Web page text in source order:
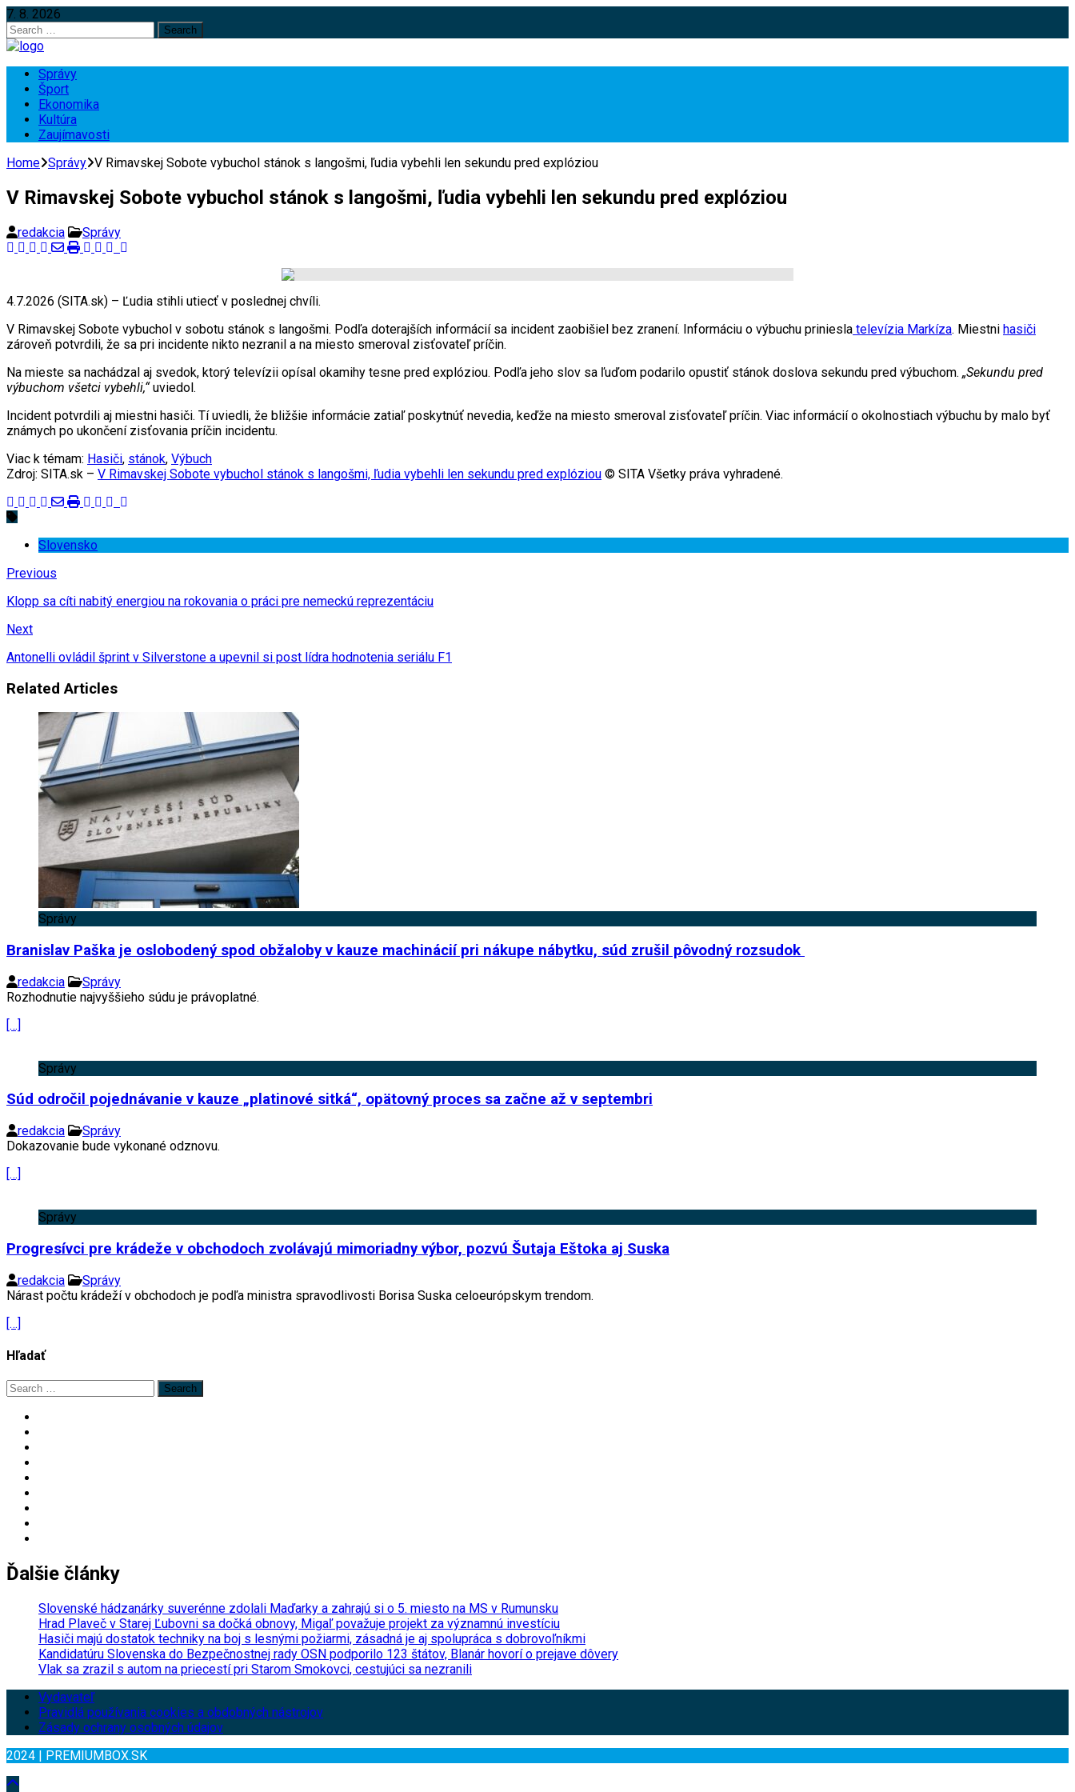
7. 8. 2026
Search
for:
Správy
Šport
Ekonomika
Kultúra
Zaujímavosti
Home Správy V Rimavskej Sobote vybuchol stánok s langošmi, ľudia vybehli len sekundu pred explóziou
V Rimavskej Sobote vybuchol stánok s langošmi, ľudia vybehli len sekundu pred explóziou
redakcia Správy
4.7.2026 (SITA.sk) – Ľudia stihli utiecť v poslednej chvíli.
V Rimavskej Sobote vybuchol v sobotu stánok s langošmi. Podľa doterajších informácií sa incident zaobišiel bez zranení. Informáciu o výbuchu priniesla televízia Markíza. Miestni hasiči
zároveň potvrdili, že sa pri incidente nikto nezranil a na miesto smeroval zisťovateľ príčin.
Na mieste sa nachádzal aj svedok, ktorý televízii opísal okamihy tesne pred explóziou. Podľa jeho slov sa ľuďom podarilo opustiť stánok doslova sekundu pred výbuchom. „Sekundu pred
výbuchom všetci vybehli,“uviedol.
Incident potvrdili aj miestni hasiči. Tí uviedli, že bližšie informácie zatiaľ poskytnúť nevedia, keďže na miesto smeroval zisťovateľ príčin. Viac informácií o okolnostiach výbuchu by malo byť
známych po ukončení zisťovania príčin incidentu.
Viac k témam: Hasiči, stánok, Výbuch
Zdroj: SITA.sk – V Rimavskej Sobote vybuchol stánok s langošmi, ľudia vybehli len sekundu pred explóziou © SITA Všetky práva vyhradené.
Slovensko
Previous
Klopp sa cíti nabitý energiou na rokovania o práci pre nemeckú reprezentáciu
Next
Antonelli ovládil šprint v Silverstone a upevnil si post lídra hodnotenia seriálu F1
Related Articles
Správy
Branislav Paška je oslobodený spod obžaloby v kauze machinácií pri nákupe nábytku, súd zrušil pôvodný rozsudok
redakcia
Správy
Rozhodnutie najvyššieho súdu je právoplatné.
[…]
Správy
Súd odročil pojednávanie v kauze „platinové sitká“, opätovný proces sa začne až v septembri
redakcia
Správy
Dokazovanie bude vykonané odznovu.
[…]
Správy
Progresívci pre krádeže v obchodoch zvolávajú mimoriadny výbor, pozvú Šutaja Eštoka aj Suska
redakcia
Správy
Nárast počtu krádeží v obchodoch je podľa ministra spravodlivosti Borisa Suska celoeurópskym trendom.
[…]
Hľadať
Search
for:
Ďalšie články
Slovenské hádzanárky suverénne zdolali Maďarky a zahrajú si o 5. miesto na MS v Rumunsku
Hrad Plaveč v Starej Ľubovni sa dočká obnovy, Migaľ považuje projekt za významnú investíciu
Hasiči majú dostatok techniky na boj s lesnými požiarmi, zásadná je aj spolupráca s dobrovoľníkmi
Kandidatúru Slovenska do Bezpečnostnej rady OSN podporilo 123 štátov, Blanár hovorí o prejave dôvery
Vlak sa zrazil s autom na priecestí pri Starom Smokovci, cestujúci sa nezranili
Vydavateľ
Pravidlá používania cookies a obdobných nástrojov
Zásady ochrany osobných údajov
2024 | PREMIUMBOX.SK